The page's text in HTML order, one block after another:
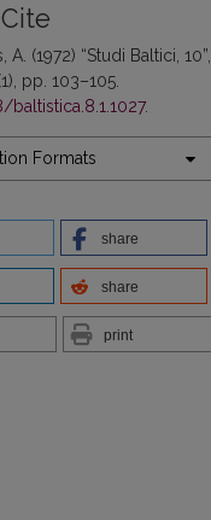
A. (1972) “Studi Baltici, 10”,
pp. 103–105.
baltistica.8.1.1027.
Formats
share
share
print